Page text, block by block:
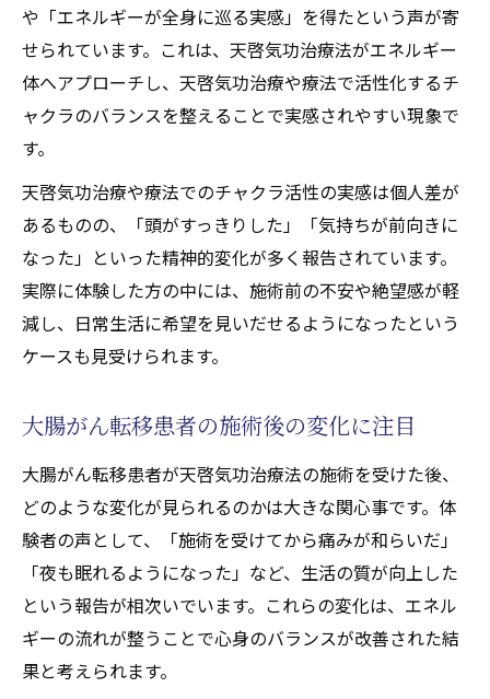
や「エネルギーが全身に巡る実感」を得たという声が寄
せられています。これは、天啓気功治療法がエネルギー
体へアプローチし、天啓気功治療や療法で活性化するチ
ャクラのバランスを整えることで実感されやすい現象で
す。
天啓気功治療や療法でのチャクラ活性の実感は個人差が
あるものの、「頭がすっきりした」「気持ちが前向きに
なった」といった精神的変化が多く報告されています。
実際に体験した方の中には、施術前の不安や絶望感が軽
減し、日常生活に希望を見いだせるようになったという
ケースも見受けられます。
大腸がん転移患者の施術後の変化に注目
大腸がん転移患者が天啓気功治療法の施術を受けた後、
どのような変化が見られるのかは大きな関心事です。体
験者の声として、「施術を受けてから痛みが和らいだ」
「夜も眠れるようになった」など、生活の質が向上した
という報告が相次いでいます。これらの変化は、エネル
ギーの流れが整うことで心身のバランスが改善された結
果と考えられます。